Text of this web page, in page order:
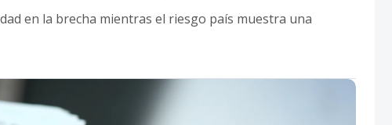
en la brecha mientras el riesgo país muestra una